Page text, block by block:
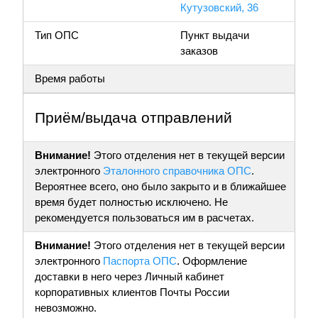
Кутузовский, 36
Тип ОПС
Пункт выдачи
заказов
Время работы
Приём/выдача отправлений
Внимание! Этого отделения нет в текущей версии
электронного Эталонного справочника ОПС.
Вероятнее всего, оно было закрыто и в ближайшее
время будет полностью исключено. Не
рекомендуется пользоваться им в расчетах.
Внимание! Этого отделения нет в текущей версии
электронного Паспорта ОПС. Оформление
доставки в него через Личный кабинет
корпоративных клиентов Почты России
невозможно.